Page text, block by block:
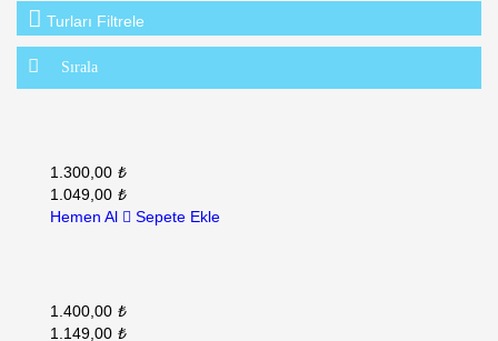
Turları Filtrele
1.300,00 ₺
1.049,00 ₺
Hemen Al
Sepete Ekle
1.400,00 ₺
1.149,00 ₺